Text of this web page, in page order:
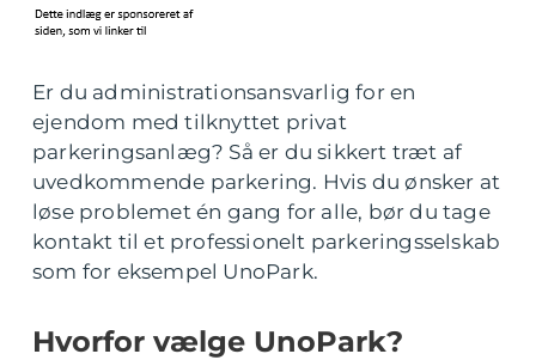
Er du administrationsansvarlig for en
ejendom med tilknyttet privat
parkeringsanlæg? Så er du sikkert træt af
uvedkommende parkering. Hvis du ønsker at
løse problemet én gang for alle, bør du tage
kontakt til et professionelt parkeringsselskab
som for eksempel UnoPark.
Hvorfor vælge UnoPark?